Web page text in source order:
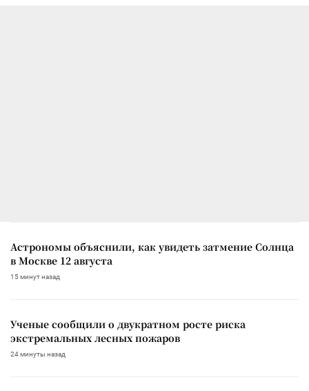
Астрономы объяснили, как увидеть затмение Солнца
в Москве 12 августа
15 минут назад
Ученые сообщили о двукратном росте риска
экстремальных лесных пожаров
24 минуты назад